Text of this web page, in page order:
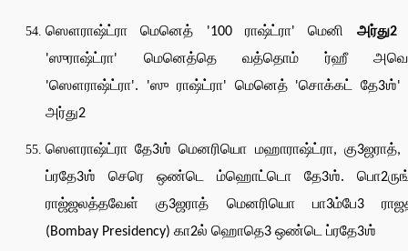
ஸௌராஷ்ட்ரா மெனெத் '100 ராஷ்ட்ரா' மெனி
'ஸுராஷ்ட்ரா' மெனெத்தெ வத்தொம் ர்ஹீ
'ஸௌராஷ்ட்ரா'. 'ஸு ராஷ்ட்ரா' மெனெத் 'சொக்கட் தே3ஶ்'
அர்து2
ஸௌராஷ்ட்ரா தே3ஶ் மெனரியொ மஹாராஷ்ட்ரா, கு3ஜராத்,
ப்ரதே3ஶ் செரெ ஒண்டெ ம்ஹொட்டொ தே3ஶ்.
ராஜ்ஜலத்தவேள் கு3ஜராத் மெனரியொ பா3ம்பே3
(Bombay Presidency) கா2ல் ஹொதெ3 ஒண்டெ ப்ரதே3ஶ்